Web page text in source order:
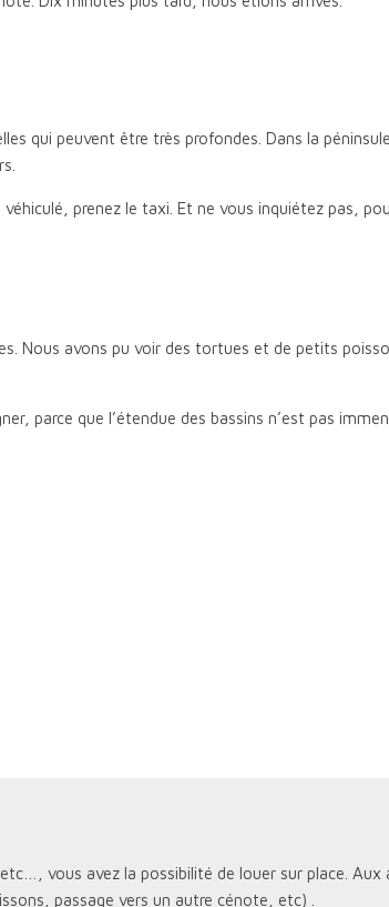
qui peuvent être très profondes. Dans la
prenez le taxi. Et ne vous inquiétez pas,
Nous avons pu voir des tortues et de petits
parce que l’étendue des bassins n’est pas
vous avez la possibilité de louer sur place. Aux
passage vers un autre cénote, etc) .